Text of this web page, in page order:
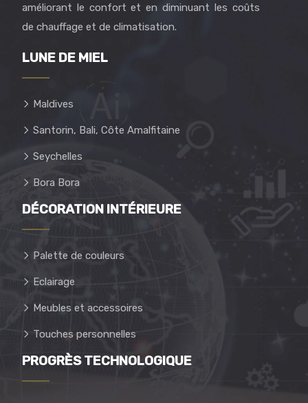
améliorant le confort et en diminuant les coûts
de chauffage et de climatisation.
LUNE DE MIEL
Maldives
Santorin, Bali, Côte Amalfitaine
Seychelles
Bora Bora
DÉCORATION INTÉRIEURE
Palette de couleurs
Eclairage
Meubles et accessoires
Touches personnelles
PROGRÈS TECHNOLOGIQUE